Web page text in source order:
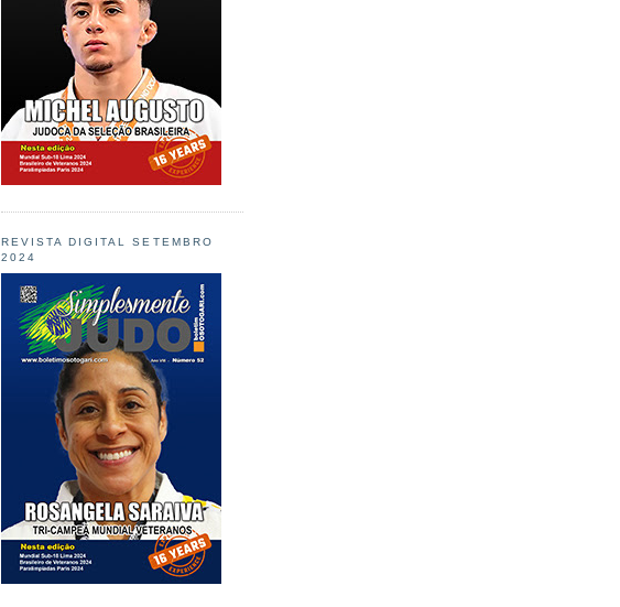
REVISTA DIGITAL SETEMBRO
2024